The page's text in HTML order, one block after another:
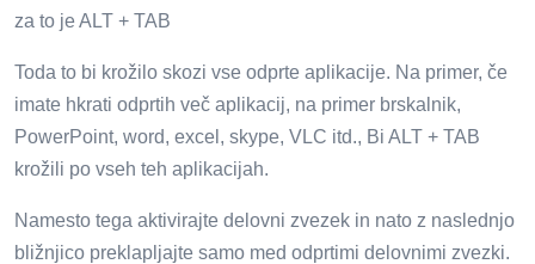
za to je ALT + TAB
Toda to bi krožilo skozi vse odprte aplikacije. Na primer, če
imate hkrati odprtih več aplikacij, na primer brskalnik,
PowerPoint, word, excel, skype, VLC itd., Bi ALT + TAB
krožili po vseh teh aplikacijah.
Namesto tega aktivirajte delovni zvezek in nato z naslednjo
bližnjico preklapljajte samo med odprtimi delovnimi zvezki.